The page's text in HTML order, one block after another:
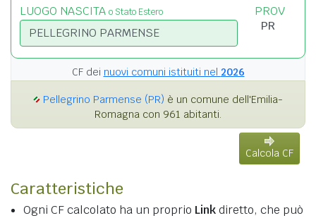
LUOGO NASCITA o Stato Estero PROV
CF dei nuovi comuni istituiti nel 2026
Pellegrino Parmense (PR) è un comune dell'Emilia-
Romagna con 961 abitanti.
Calcola CF
Caratteristiche
Ogni CF calcolato ha un proprio Linkdiretto, che può